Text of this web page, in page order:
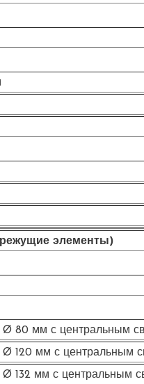
элементы)
Ø 80 мм с центральным
Ø 120 мм с центральным
Ø 132 мм с центральным